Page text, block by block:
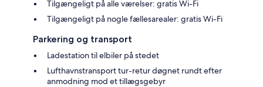
Tilgængeligt på alle værelser: gratis Wi-Fi
Tilgængeligt på nogle fællesarealer: gratis Wi-Fi
Parkering og transport
Ladestation til elbiler på stedet
Lufthavnstransport tur-retur døgnet rundt efter
anmodning mod et tillægsgebyr